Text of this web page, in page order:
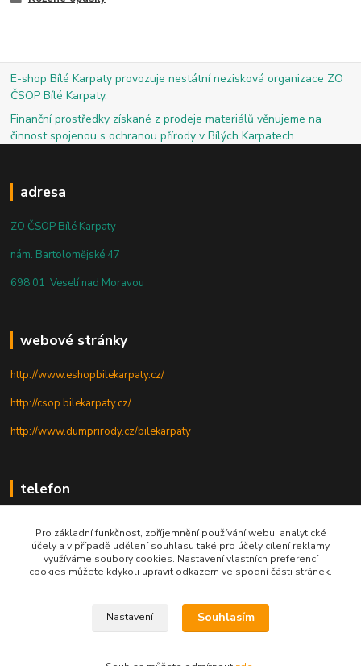
E-shop Bílé Karpaty provozuje nestátní nezisková organizace ZO
ČSOP Bílé Karpaty.
Finanční prostředky získané z prodeje materiálů věnujeme na
činnost spojenou s ochranou přírody v Bílých Karpatech.
adresa
ZO ČSOP Bílé Karpaty
nám. Bartolomějské 47
698 01 Veselí nad Moravou
webové stránky
http://www.eshopbilekarpaty.cz/
http://csop.bilekarpaty.cz/
http://www.dumprirody.cz/bilekarpaty
telefon
+420 727 880 789
PO - PÁ: 9 - 17
© 2025; ZO ČSOP Bílé Karpaty
Pro základní funkčnost, zpříjemnění používání webu, analytické
účely a v případě udělení souhlasu také pro účely cílení reklamy
využíváme soubory cookies. Nastavení vlastních preferencí
cookies můžete kdykoli upravit odkazem ve spodní části stránek.
Nastavení Souhlasím